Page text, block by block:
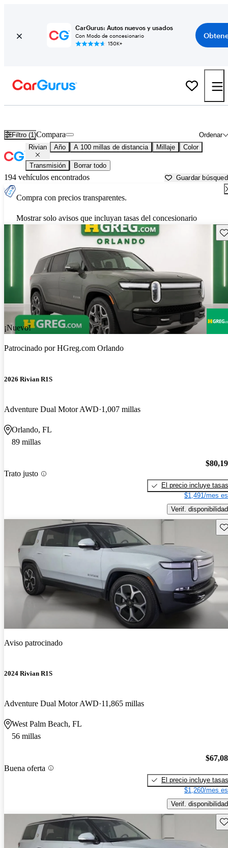
CarGurus: Autos nuevos y usados
Con Modo de concesionario
150K+
Filtro (1) Ordenar
Compara
Rivian Año A 100 millas de distancia Millaje Color
Transmisión Borrar todo
194 vehículos encontrados Guardar
Compra con precios transparentes.
Mostrar solo avisos que incluyan tasas del concesionario
¡Nuevo!
Patrocinado porHGreg.com Orlando
2026 Rivian R1S
Adventure Dual Motor AWD 1,007 millas
Orlando, FL
89 millas
Trato justo
El precio incluye tasas
$1,491/mes
Verif. disponibilidad
Aviso patrocinado
2024 Rivian R1S
Adventure Dual Motor AWD 11,865 millas
West Palm Beach, FL
56 millas
Buena oferta
El precio incluye tasas
$1,260/mes
Verif. disponibilidad